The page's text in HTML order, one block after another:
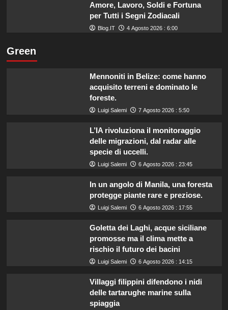
Amore, Lavoro, Soldi e Fortuna
per Tutti i Segni Zodiacali
Blog.IT 4 Agosto 2026 : 6:00
Green
Mennoniti in Belize: come hanno
acquisito terreni e dominato le
foreste.
Luigi Salemi 7 Agosto 2026 : 5:50
L’IA rivoluziona il monitoraggio
delle migrazioni, dal radar alle
specie di uccelli.
Luigi Salemi 6 Agosto 2026 : 23:45
In un angolo di Manila, una foresta
protegge piante rare e preziose.
Luigi Salemi 6 Agosto 2026 : 17:55
Goletta dei Laghi, acque siciliane
promosse ma il clima mette a
rischio il futuro dei bacini
Luigi Salemi 6 Agosto 2026 : 14:15
Villaggi filippini difendono i nidi
delle tartarughe marine sulla
spiaggia